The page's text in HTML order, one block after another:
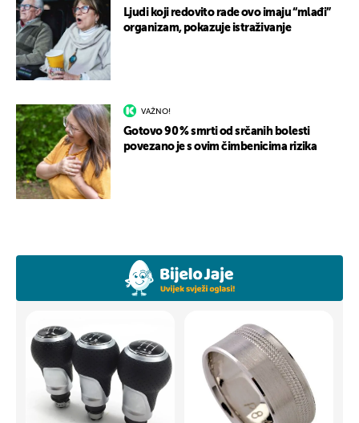
Ljudi koji redovito rade ovo imaju “mlađi”
organizam, pokazuje istraživanje
VAŽNO!
Gotovo 90 % smrti od srčanih bolesti
povezano je s ovim čimbenicima rizika